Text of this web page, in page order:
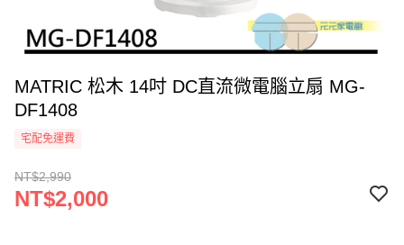
MATRIC 松木 14吋 DC直流微電腦立扇 MG-
DF1408
宅配免運費
NT$2,990
NT$2,000